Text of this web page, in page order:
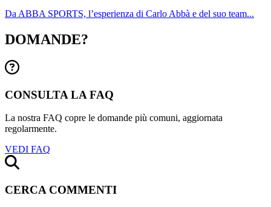
Da ABBA SPORTS, l’esperienza di Carlo Abbà e del suo team...
DOMANDE?
CONSULTA LA FAQ
La nostra FAQ copre le domande più comuni, aggiornata
regolarmente.
VEDI FAQ
CERCA COMMENTI